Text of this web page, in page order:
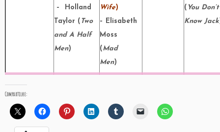
– Holland
Taylor ( Two
and A Half
Men)
Wife)
– Elisabeth
Moss
(Mad
Men)
( You Don’t
Know Jack
Compartilhe: